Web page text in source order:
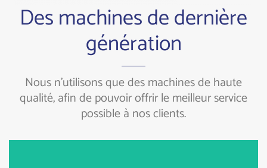
Des machines de dernière
génération
Nous n'utilisons que des machines de haute
qualité, afin de pouvoir offrir le meilleur service
possible à nos clients.